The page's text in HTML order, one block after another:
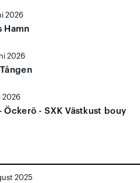
2026
Hamn
2026
2026
Öckerö - SXK Västkust bouy
2025